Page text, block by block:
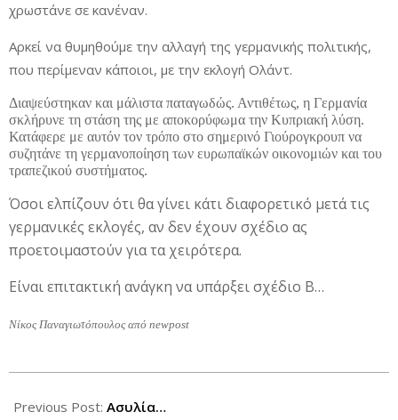
χρωστάνε σε κανέναν.
Αρκεί να θυμηθούμε την αλλαγή της γερμανικής πολιτικής,
που περίμεναν κάποιοι, με την εκλογή Ολάντ.
Διαψεύστηκαν και μάλιστα παταγωδώς. Αντιθέτως, η Γερμανία
σκλήρυνε τη στάση της με αποκορύφωμα την Κυπριακή λύση.
Κατάφερε με αυτόν τον τρόπο στο σημερινό Γιούρογκρουπ να
συζητάνε τη γερμανοποίηση των ευρωπαϊκών οικονομιών και του
τραπεζικού συστήματος.
Όσοι ελπίζουν ότι θα γίνει κάτι διαφορετικό μετά τις
γερμανικές εκλογές, αν δεν έχουν σχέδιο ας
προετοιμαστούν για τα χειρότερα.
Είναι επιτακτική ανάγκη να υπάρξει σχέδιο Β…
Νίκος Παναγιωτόπουλος από newpost
04-
Previous Post: Ασυλία…